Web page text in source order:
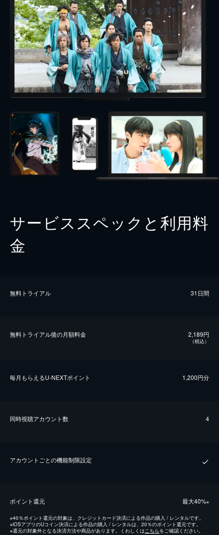
サービススペックと利用料
金
無料トライアル 31日間
無料トライアル後の⽉額料金 2,189円
（税込）
毎⽉もらえるU-NEXTポイント 1,200円分
同時視聴アカウント数 4
アカウントごとの機能制限設定
ポイント還元 最⼤40%※
※40％ポイント還元の対象は、クレジットカード決済による作品の購入 / レンタルです。
※iOSアプリのUコイン決済による作品の購入 / レンタルは、20％のポイント還元です。
※還元の対象外となる決済方法や商品があります。くわしくはこちらをご確認ください。